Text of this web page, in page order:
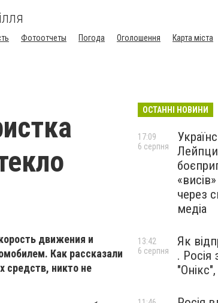
Фотоотчеты Погода Оголошення
Карта міста
движения и
Как рассказали
средств, никто не
ОСТАННІ НОВИНИ
через
медіа
17:09
6 серпня
Як
. Росія
13:42
6 серпня